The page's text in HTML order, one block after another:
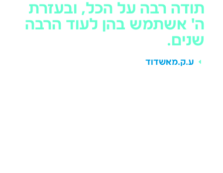
תודה רבה על הכל, ובעזרת
ה' אשתמש בהן לעוד הרבה
שנים.
ע.ק.מאשדוד